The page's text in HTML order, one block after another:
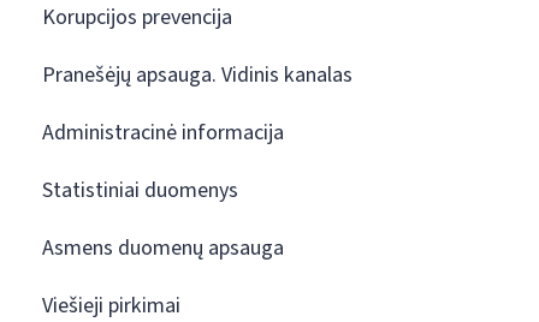
Korupcijos prevencija
Pranešėjų apsauga. Vidinis kanalas
Administracinė informacija
Statistiniai duomenys
Asmens duomenų apsauga
Viešieji pirkimai